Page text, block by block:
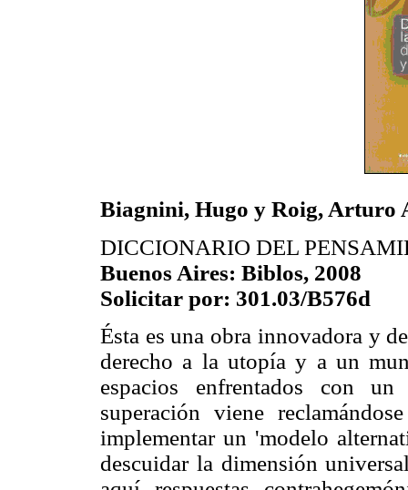
Biagnini, Hugo y Roig, Arturo
DICCIONARIO DEL
Buenos Aires: Biblos, 2008
Solicitar por: 301.03/B576d
Ésta es una obra innovadora y
derecho a la utopía y a un
espacios enfrentados con
superación viene
implementar un 'modelo
descuidar la dimensión